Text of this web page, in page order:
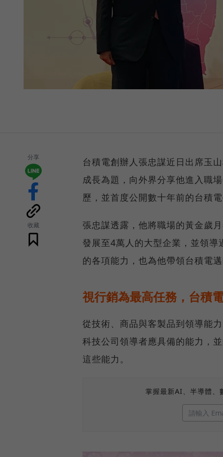
分享
收藏
台積電創辦人張忠謀近日出席玉
成長為題，向外界分享他進入職
歷，並首度公開數十年前的台積
張忠謀透露，他將職場的黃金歲
發展至4萬人的大型企業，並領
的各項能力，也為他帶領台積電邁
視行銷為最高任務，台積
從技術、商品與客製品到領導能
科技公司領導者應具備的能力，
這些能力。
掌握最新AI、半導體、